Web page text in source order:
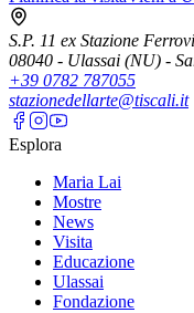
S.P. 11 ex Stazione
08040 - Ulassai (NU) -
+39 0782 787055
stazionedellarte@tiscali.it
Esplora
Maria Lai
Mostre
News
Visita
Educazione
Ulassai
Fondazione